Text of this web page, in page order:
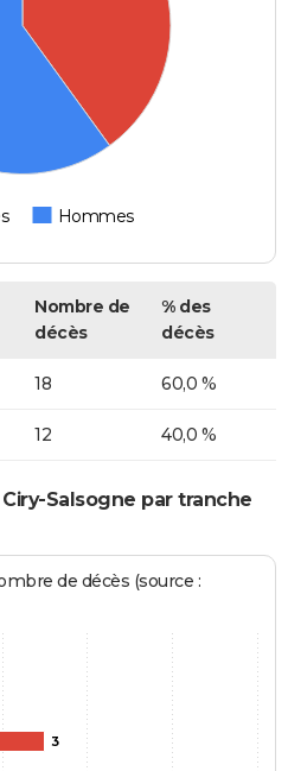
Hommes
Nombre de
décès
% des
décès
18 60,0 %
12 40,0 %
Salsogne par tranche
de décès (source :
3